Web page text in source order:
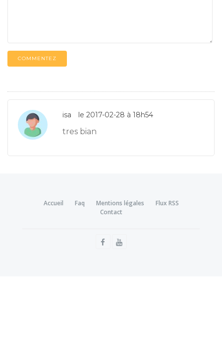
COMMENTEZ
isa le 2017-02-28 à 18h54
tres bian
Accueil Faq Mentions légales
Flux RSS
Contact